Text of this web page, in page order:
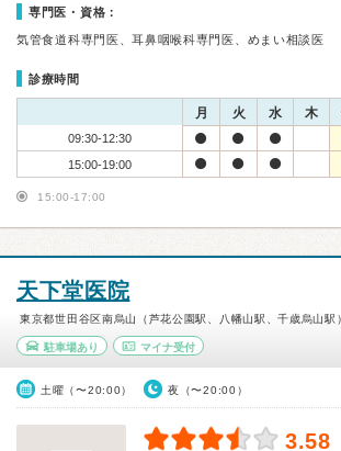
専門医・資格：
気管食道科専門医、耳鼻咽喉科専門医、めまい相談医
診療時間
月 火 水 木
09:30-12:30
15:00-19:00
15:00-17:00
天下堂医院
東京都世田谷区南烏山（芦花公園駅、八幡山駅、千歳烏山駅
駐車場あり マイナ受付
土曜（〜20:00） 夜（〜20:00）
3.58